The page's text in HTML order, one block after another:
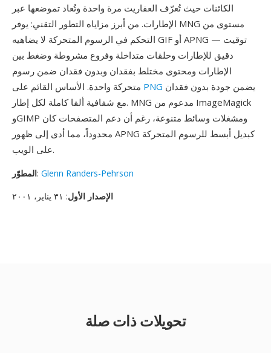
الكائنات حيث تُعرّف العفاريت مرة واحدة وتُعاد تموضعها عبر
الإطارات. من أبرز مزاياه التطور التقني: يوفر MNG مستوى من
التحكم في الرسوم المتحركة لا يضاهيه GIF أو APNG — توقيت
دقيق للإطارات وحلقات متداخلة وفروع مشروطة وضغط بين
الإطارات ومحتوى مختلط بفقدان وبدون فقدان ضمن رسوم
PNG
مع شفافية ألفا كاملة لكل إطار. MNG مدعوم من ImageMagick
وGIMP ومشغلات وسائط متنوعة، رغم أن دعم المتصفحات كان
محدوداً، مما أدى إلى ظهور APNG كبديل أبسط للرسوم المتحركة
على الويب.
المطوّر: Glenn Randers-Pehrson
الإصدار الأول: ٣١ يناير، ٢٠٠١
تحويلات ذات صلة